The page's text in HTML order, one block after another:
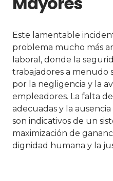
Este lamentable
problema mucho más
laboral, donde la
trabajadores a menudo
por la negligencia y la
empleadores. La falta
adecuadas y la
son indicativos de un
maximización de
dignidad humana y la